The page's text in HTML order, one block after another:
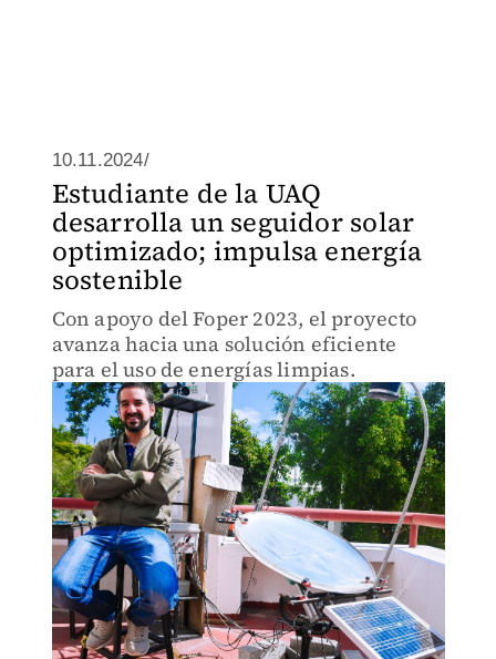
10.11.2024/
Estudiante de la UAQ
desarrolla un seguidor solar
optimizado; impulsa energía
sostenible
Con apoyo del Foper 2023, el proyecto
avanza hacia una solución eficiente
para el uso de energías limpias.